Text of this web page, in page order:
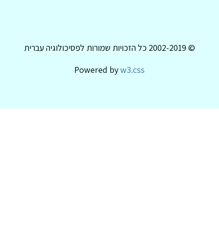
© 2002-2019 כל הזכויות שמורות לפסיכולוגיה עברית
Powered byw3.css